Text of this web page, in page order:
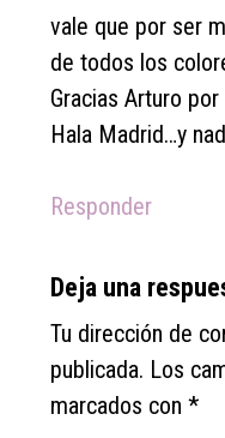
vale que por ser
de todos los
Gracias Arturo
Hala Madrid…y
Responder
Deja una
Tu dirección de
publicada. Los
marcados con*